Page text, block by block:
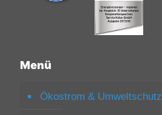
Menü
Ökostrom & Umweltschutz